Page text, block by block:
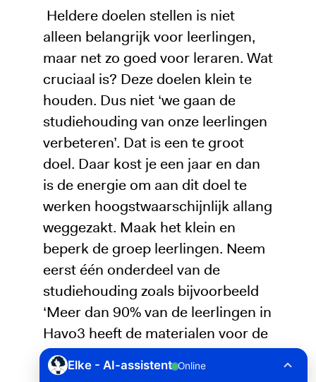
Heldere doelen stellen is niet
alleen belangrijk voor leerlingen,
maar net zo goed voor leraren. Wat
cruciaal is? Deze doelen klein te
houden. Dus niet ‘we gaan de
studiehouding van onze leerlingen
verbeteren’. Dat is een te groot
doel. Daar kost je een jaar en dan
is de energie om aan dit doel te
werken hoogstwaarschijnlijk allang
weggezakt. Maak het klein en
beperk de groep leerlingen. Neem
eerst één onderdeel van de
studiehouding zoals bijvoorbeeld
‘Meer dan 90% van de leerlingen in
Havo3 heeft de materialen voor de
science-lessen bij zich’. Zo’n klein
doel helpt om gericht met iets